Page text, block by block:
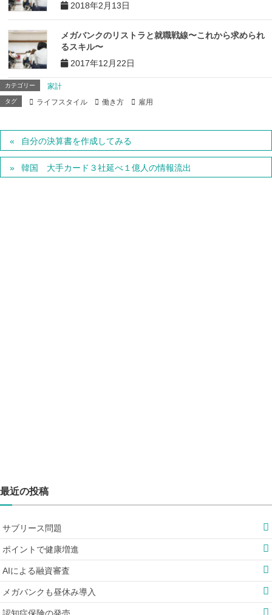
2018年2月13日
メガバンクのリストラと就職戦線〜これから求められ
るスキル〜
2017年12月22日
カテゴリー 家計
タグ ライフスタイル 働き方 雇用
自分の決算書を作成してみる
韓国 大手カード３社延べ１億人の情報流出
最近の投稿
サブリース問題
ポイントで健康増進
AIによる融資審査
メガバンクも昼休み導入